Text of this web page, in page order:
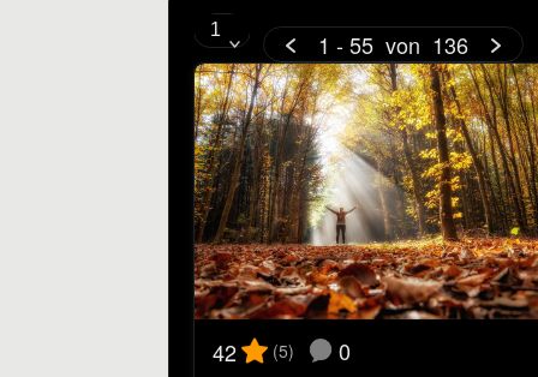
1 - 55 von 136
42 (5) 0